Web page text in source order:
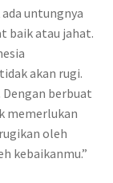
untungnya
baik atau jahat.
akan rugi.
berbuat
memerlukan
oleh
kebaikanmu.”